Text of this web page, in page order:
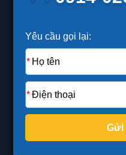
Yêu cầu gọi lại:
Gửi